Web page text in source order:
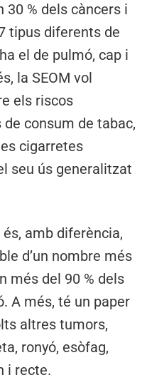
30 % dels càncers i
tipus diferents de
el de pulmó, cap i
la SEOM vol
els riscos
consum de tabac,
cigarretes
seu ús generalitzat
amb diferència,
d’un nombre més
més del 90 % dels
A més, té un paper
altres tumors,
ronyó, esòfag,
i recte.